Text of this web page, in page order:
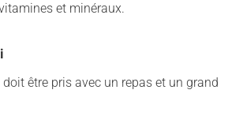
et minéraux.
être pris avec un repas et un grand